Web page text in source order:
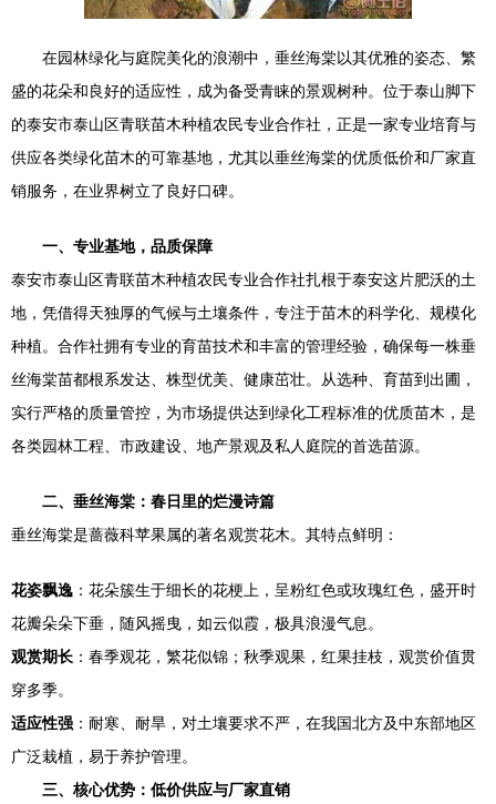
在园林绿化与庭院美化的浪潮中，垂丝海棠以其优雅的姿态、繁
盛的花朵和良好的适应性，成为备受青睐的景观树种。位于泰山脚下
的泰安市泰山区青联苗木种植农民专业合作社，正是一家专业培育与
供应各类绿化苗木的可靠基地，尤其以垂丝海棠的优质低价和厂家直
销服务，在业界树立了良好口碑。
一、专业基地，品质保障
泰安市泰山区青联苗木种植农民专业合作社扎根于泰安这片肥沃的土
地，凭借得天独厚的气候与土壤条件，专注于苗木的科学化、规模化
种植。合作社拥有专业的育苗技术和丰富的管理经验，确保每一株垂
丝海棠苗都根系发达、株型优美、健康茁壮。从选种、育苗到出圃，
实行严格的质量管控，为市场提供达到绿化工程标准的优质苗木，是
各类园林工程、市政建设、地产景观及私人庭院的首选苗源。
二、垂丝海棠：春日里的烂漫诗篇
垂丝海棠是蔷薇科苹果属的著名观赏花木。其特点鲜明：
花姿飘逸 ：花朵簇生于细长的花梗上，呈粉红色或玫瑰红色，盛开时
花瓣朵朵下垂，随风摇曳，如云似霞，极具浪漫气息。
观赏期长 ：春季观花，繁花似锦；秋季观果，红果挂枝，观赏价值贯
穿多季。
适应性强 ：耐寒、耐旱，对土壤要求不严，在我国北方及中东部地区
广泛栽植，易于养护管理。
三、核心优势：低价供应与厂家直销